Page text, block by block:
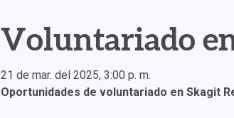
Voluntariado
21 de mar. del 2025, 3:00 p. m.
Oportunidades de voluntariado en Skagit